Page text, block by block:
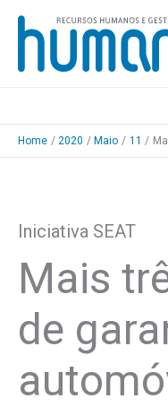
Skip
content
Home 2020 Maio 11
Iniciativa SEAT
Mais
de